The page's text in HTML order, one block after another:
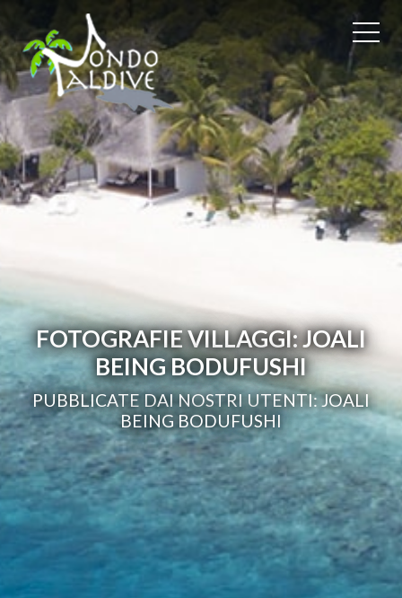
FOTOGRAFIE VILLAGGI: JOALI
BEING BODUFUSHI
PUBBLICATE DAI NOSTRI UTENTI: JOALI
BEING BODUFUSHI